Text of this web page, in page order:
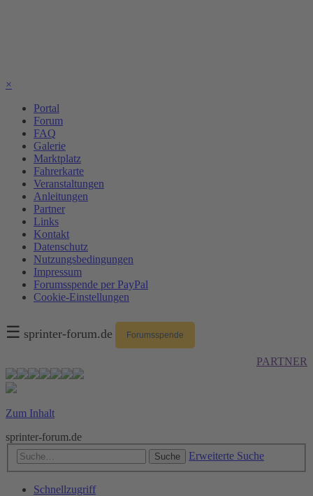
×
Portal
Forum
FAQ
Galerie
Marktplatz
Fahrerkarte
Veranstaltungen
Anleitungen
Partner
Links
Kontakt
Datenschutz
Nutzungsbedingungen
Impressum
Forumsspende per PayPal
Cookie-Einstellungen
☰ sprinter-forum.de Forumsspende
PARTNER
Zum Inhalt
sprinter-forum.de
Suche Erweiterte Suche
Schnellzugriff